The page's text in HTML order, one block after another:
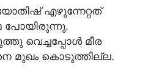
എഴുന്നേറ്റത്
പോയിരുന്നു.
വെച്ചപ്പോൾ മീര
മുഖം കൊടുത്തില്ല.